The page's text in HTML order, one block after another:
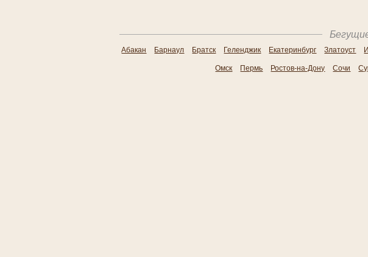
Абакан Барнаул Братск Геленджик Екатеринбург Златоуст
Омск Пермь Ростов-на-Дону Сочи